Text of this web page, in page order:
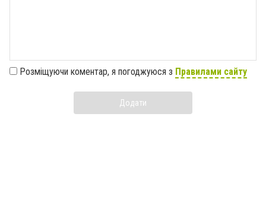
Розміщуючи коментар, я погоджуюся з Правилами сайту
Додати